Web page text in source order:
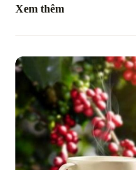
Xem thêm